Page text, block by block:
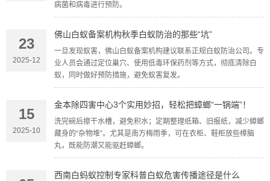
病菌和病毒进行预防。
23
2025-12
佛山白蚁备案机构秋季白蚁防治的那些“坑”
一旦发现蚁害，佛山白蚁备案机构建议联系正规白蚁防治公司。专
业人员会通过定位巢穴、使用低毒环保药剂等方式，彻底清除白
蚁，同时做好预防措施，避免蚁害复发。
15
2025-10
金本除四害中心3个实用妙招，轻松把蟑螂“一锅端”！
洗完碗后擦干水槽，避免积水；定期整理纸箱、旧报纸，减少蟑螂
藏身的“杂物堆”。尤其是南方梅雨季，可在衣柜、鞋柜放些樟脑
丸，既能防潮又能驱赶蟑螂。
西南白蚂蚁控制专家科普白蚁危害传播途径是什么